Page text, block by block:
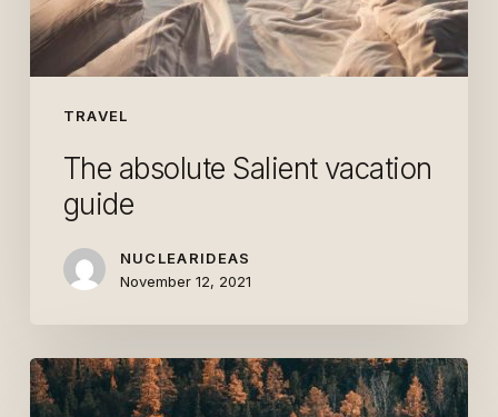
TRAVEL
The absolute Salient vacation
guide
NUCLEARIDEAS
November 12, 2021
The
summer